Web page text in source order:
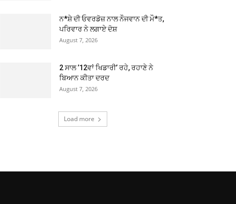
ਨ*ਸ਼ੇ ਦੀ ਓਵਰਡੋਜ਼ ਨਾਲ ਨੌਜਵਾਨ ਦੀ ਮੌ*ਤ,
ਪਰਿਵਾਰ ਨੇ ਲਗਾਏ ਦੋਸ਼
August 7, 2026
2 ਸਾਲ ’12ਵਾਂ ਖਿਡਾਰੀ’ ਰਹੇ, ਰਹਾਣੇ ਨੇ
ਬਿਆਨ ਕੀਤਾ ਦਰਦ
August 7, 2026
Load more